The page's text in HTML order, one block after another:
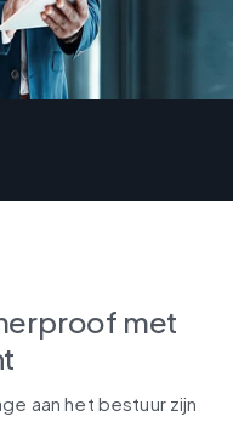
met
aan het bestuur zijn